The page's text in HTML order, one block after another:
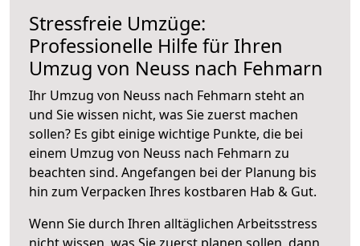
Stressfreie Umzüge:
Professionelle Hilfe für Ihren
Umzug von Neuss nach Fehmarn
Ihr Umzug von Neuss nach Fehmarn steht an
und Sie wissen nicht, was Sie zuerst machen
sollen? Es gibt einige wichtige Punkte, die bei
einem Umzug von Neuss nach Fehmarn zu
beachten sind. Angefangen bei der Planung bis
hin zum Verpacken Ihres kostbaren Hab & Gut.
Wenn Sie durch Ihren alltäglichen Arbeitsstress